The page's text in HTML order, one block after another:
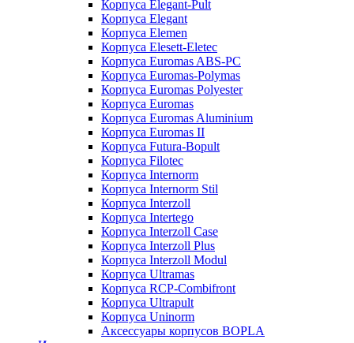
Корпуса Elegant-Pult
Корпуса Elegant
Корпуса Elemen
Корпуса Elesett-Eletec
Корпуса Euromas ABS-PC
Корпуса Euromas-Polymas
Корпуса Euromas Polyester
Корпуса Euromas
Корпуса Euromas Aluminium
Корпуса Euromas II
Корпуса Futura-Bopult
Корпуса Filotec
Корпуса Internorm
Корпуса Internorm Stil
Корпуса Interzoll
Корпуса Intertego
Корпуса Interzoll Case
Корпуса Interzoll Plus
Корпуса Interzoll Modul
Корпуса Ultramas
Корпуса RCP-Combifront
Корпуса Ultrapult
Корпуса Uninorm
Аксессуары корпусов BOPLA